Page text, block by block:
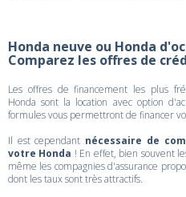
Honda neuve ou Honda
Comparez les offres de
Les offres de financement les plus
Honda sont la location avec option
formules vous permettront de financer
Il est cependant nécessaire de
votre Honda ! En effet, bien souvent
même les compagnies d'assurance
dont les taux sont très attractifs.